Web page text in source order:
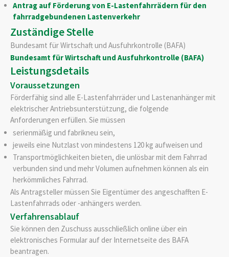
Antrag auf Förderung von E-Lastenfahrrädern für den
fahrradgebundenen Lastenverkehr
Zuständige Stelle
Bundesamt für Wirtschaft und Ausfuhrkontrolle (BAFA)
Bundesamt für Wirtschaft und Ausfuhrkontrolle (BAFA)
Leistungsdetails
Voraussetzungen
Förderfähig sind alle E-Lastenfahrräder und Lastenanhänger mit
elektrischer Antriebsunterstützung, die folgende
Anforderungen erfüllen. Sie müssen
serienmäßig und fabrikneu sein,
jeweils eine Nutzlast von mindestens 120 kg aufweisen und
Transportmöglichkeiten bieten, die unlösbar mit dem Fahrrad
verbunden sind und mehr Volumen aufnehmen können als ein
herkömmliches Fahrrad.
Als Antragsteller müssen Sie Eigentümer des angeschafften E-
Lastenfahrrads oder -anhängers werden.
Verfahrensablauf
Sie können den Zuschuss ausschließlich online über ein
elektronisches Formular auf der Internetseite des BAFA
beantragen.